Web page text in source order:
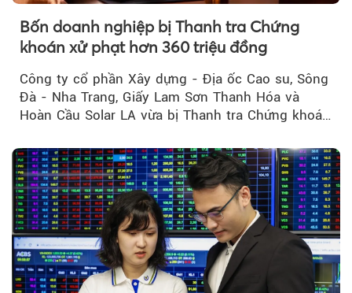
Bốn doanh nghiệp bị Thanh tra Chứng
khoán xử phạt hơn 360 triệu đồng
Công ty cổ phần Xây dựng - Địa ốc Cao su, Sông
Đà - Nha Trang, Giấy Lam Sơn Thanh Hóa và
Hoàn Cầu Solar LA vừa bị Thanh tra Chứng khoán
do vi phạm quy định về công bố thông tin trên
thị trường chứng khoán.